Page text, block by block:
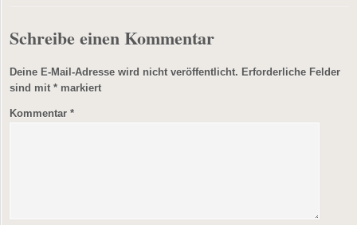
Schreibe einen Kommentar
Deine E-Mail-Adresse wird nicht veröffentlicht. Erforderliche Felder
sind mit * markiert
Kommentar *